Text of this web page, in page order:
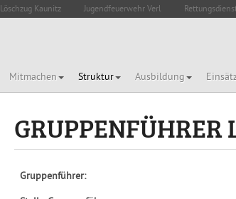
Löschzug Kaunitz Jugendfeuerwehr Verl
Mitmachen Struktur Ausbildung
GRUPPENFÜHRER
Gruppenführer: